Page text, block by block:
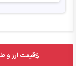
قیمت ارز و